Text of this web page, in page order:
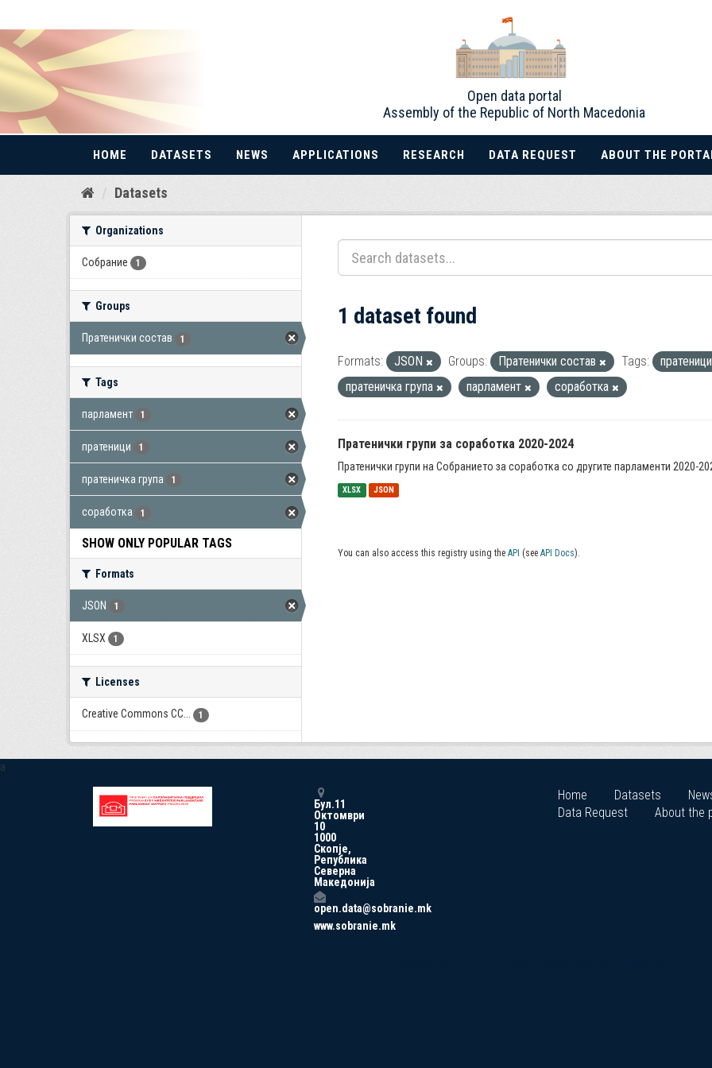
Skip
Open data portal
Assembly of the Republic of North Macedonia
HOME DATASETS NEWS APPLICATIONS RESEARCH DATA REQUEST ABOUT THE
Datasets
Organizations
Собрание 1
Groups
Пратенички состав 1
Tags
парламент 1
пратеници 1
пратеничка група 1
соработка 1
SHOW ONLY POPULAR TAGS
Formats
JSON 1
XLSX 1
Licenses
Creative Commons CC... 1
1 dataset found
Formats: JSON Groups: Пратенички состав Tags:
пратеничка група
парламент соработка
Пратенички групи за соработка 2020-2024
Пратенички групи на Собранието за соработка со другите парламенти 2020-
XLSX JSON
You can also access this registry using the API (see API Docs).
a
Бул.11
Октомври
10
1000
Скопје,
Република
Северна
Македонија
open.data@sobranie.mk
www.sobranie.mk
Home Datasets
Data Request
About the